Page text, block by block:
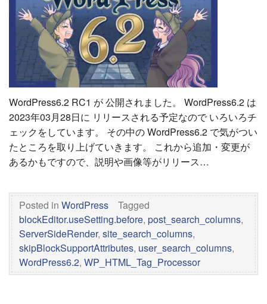
WordPress6.2 RC1 が 公開されました。 WordPress6.2 は
2023年03月28日に リリースされる予定なので いろいろチ
ェックをしています。 その中の WordPress6.2 で気がつい
たところを取り上げていきます。 これから追加・変更が
あるかもですので、説明や画像等がリリース…
Posted in WordPress
Tagged
blockEditor.useSetting.before, post_search_columns,
ServerSideRender, site_search_columns,
skipBlockSupportAttributes, user_search_columns,
WordPress6.2, WP_HTML_Tag_Processor